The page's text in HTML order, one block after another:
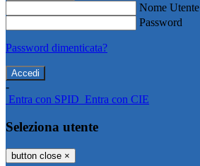
Nome Utente
Password
Password dimenticata?
-
Entra con SPID Entra con CIE
Seleziona utente
button close ×